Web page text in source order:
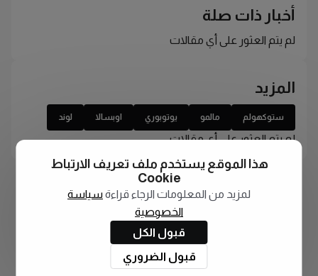
أخبار ذات صلة
لم يتم العثور على أي مقالات
المزيد
ستوكهولم مالمو يوتوبوري اوبسالا لوند
لم يتم العثور على أي مقالات
هذا الموقع يستخدم ملف تعريف الارتباط
Cookie
لمزيد من المعلومات الرجاء قراءة سياسة
الخصوصية
قبول الكل
قبول الضروري